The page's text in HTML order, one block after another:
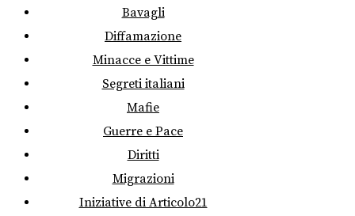
Bavagli
Diffamazione
Minacce e Vittime
Segreti italiani
Mafie
Guerre e Pace
Diritti
Migrazioni
Iniziative di Articolo21